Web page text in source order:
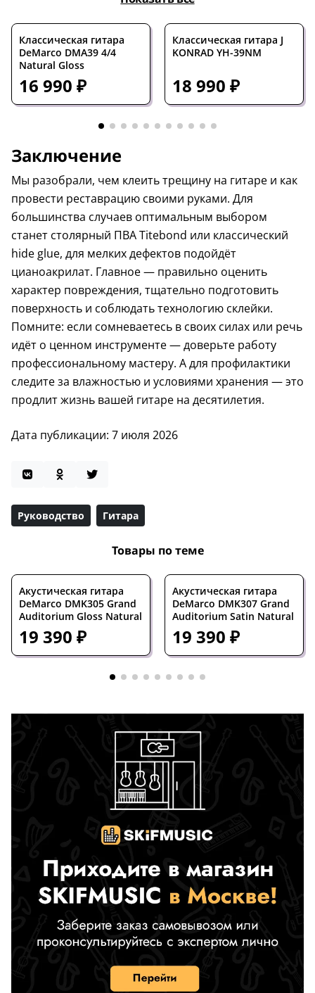
Классическая гитара
DeMarco DMA39 4/4
Natural Gloss
16 990 ₽
Классическая гитара J
KONRAD YH-39NM
18 990 ₽
Заключение
Мы разобрали, чем клеить трещину на гитаре и как
провести реставрацию своими руками. Для
большинства случаев оптимальным выбором
станет столярный ПВА Titebond или классический
hide glue, для мелких дефектов подойдёт
цианоакрилат. Главное — правильно оценить
характер повреждения, тщательно подготовить
поверхность и соблюдать технологию склейки.
Помните: если сомневаетесь в своих силах или речь
идёт о ценном инструменте — доверьте работу
профессиональному мастеру. А для профилактики
следите за влажностью и условиями хранения — это
продлит жизнь вашей гитаре на десятилетия.
Дата публикации: 7 июля 2026
Руководство Гитара
Товары по теме
Акустическая гитара
DeMarco DMK305 Grand
Auditorium Gloss Natural
19 390 ₽
Акустическая гитара
DeMarco DMK307 Grand
Auditorium Satin Natural
19 390 ₽